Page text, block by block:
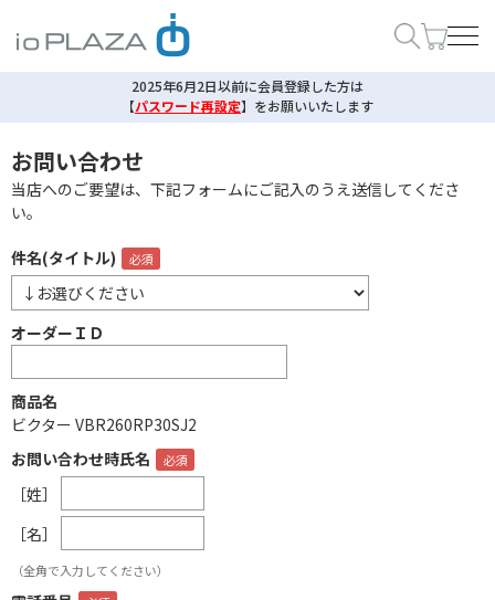
2025年6月2日以前に会員登録した方は
【パスワード再設定】 をお願いいたします
お問い合わせ
当店へのご要望は、下記フォームにご記入のうえ送信してくださ
い。
件名(タイトル)
オーダーＩＤ
商品名
ビクター VBR260RP30SJ2
お問い合わせ時氏名
［姓］
［名］
（全角で入力してください）